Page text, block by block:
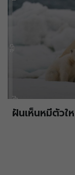
ฝันเห็นหมีตัว